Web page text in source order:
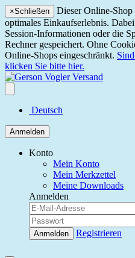
×Schließen
Dieser Online-
optimales Einkaufserlebnis.
Session-Informationen oder die
Rechner gespeichert. Ohne
Online-Shops eingeschränkt.
klicken Sie bitte hier.
Deutsch
Anmelden
Konto
Mein Konto
Mein Merkzettel
Meine Downloads
Anmelden
Anmelden Registrieren